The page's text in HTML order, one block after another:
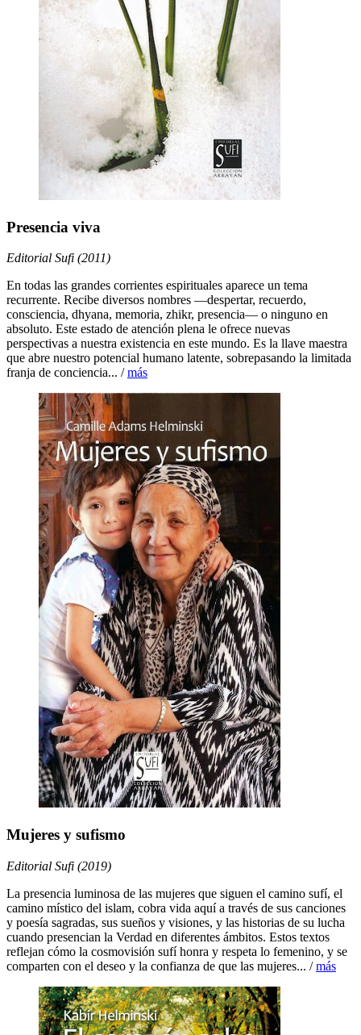
Presencia viva
Editorial Sufi (2011)
En todas las grandes corrientes espirituales aparece un tema
recurrente. Recibe diversos nombres ―despertar, recuerdo,
consciencia, dhyana, memoria, zhikr, presencia― o ninguno en
absoluto. Este estado de atención plena le ofrece nuevas
perspectivas a nuestra existencia en este mundo. Es la llave maestra
que abre nuestro potencial humano latente, sobrepasando la limitada
franja de conciencia... /más
Mujeres y sufismo
Editorial Sufi (2019)
La presencia luminosa de las mujeres que siguen el camino sufí, el
camino místico del islam, cobra vida aquí a través de sus canciones
y poesía sagradas, sus sueños y visiones, y las historias de su lucha
cuando presencian la Verdad en diferentes ámbitos. Estos textos
reflejan cómo la cosmovisión sufí honra y respeta lo femenino, y se
comparten con el deseo y la confianza de que las mujeres... /más